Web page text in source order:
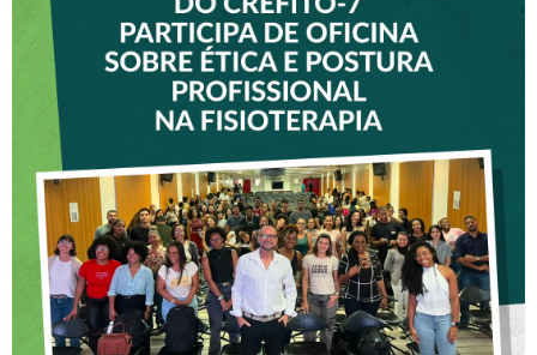
VICE-PRESIDENTE DO
CREFITO-7 PARTICIPA DE
OFICINA SOBRE ÉTICA E
POSTURA PROFISSIONAL
NA FISIOTERAPIA